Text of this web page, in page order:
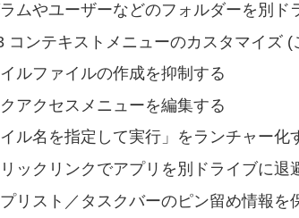
ムやユーザーなどのフォルダーを別ド
コンテキストメニューのカスタマイズ (
ルファイルの作成を抑制する
アクセスメニューを編集する
ル名を指定して実行」をランチャー化
ックリンクでアプリを別ドライブに退
リスト／タスクバーのピン留め情報を